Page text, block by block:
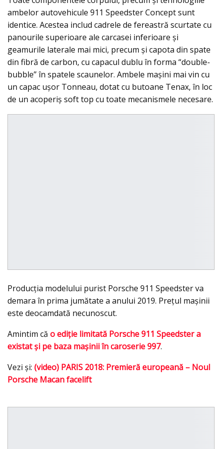
ambelor autovehicule 911 Speedster Concept sunt
identice. Acestea includ cadrele de fereastră scurtate cu
panourile superioare ale carcasei inferioare și
geamurile laterale mai mici, precum și capota din spate
din fibră de carbon, cu capacul dublu în forma “double-
bubble” în spatele scaunelor. Ambele mașini mai vin cu
un capac uşor Tonneau, dotat cu butoane Tenax, în loc
de un acoperiş soft top cu toate mecanismele necesare.
Producția modelului purist Porsche 911 Speedster va
demara în prima jumătate a anului 2019. Preţul maşinii
este deocamdată necunoscut.
Amintim că o ediţie limitată Porsche 911 Speedster a
existat şi pe baza maşinii în caroserie 997.
Vezi şi: (video) PARIS 2018: Premieră europeană – Noul
Porsche Macan facelift